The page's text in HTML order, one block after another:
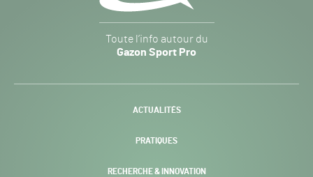
Sport
Pro
-
Toute l’info autour du
Gazon Sport Pro
ACTUALITÉS
PRATIQUES
RECHERCHE & INNOVATION